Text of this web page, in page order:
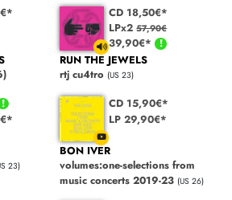
CD 18,50€*
LPx257,90€
39,90€*
RUN THE JEWELS
rtj cu4tro (US 23)
23)
CD 15,90€*
LP 29,90€*
BON IVER
volumes:one-selections from
music concerts 2019-23 (US 26)